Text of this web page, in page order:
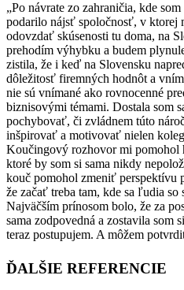
„Po návrate zo zahraničia, kde
podarilo nájsť spoločnosť, v ktorej
odovzdať skúsenosti tu doma, na
prehodím výhybku a budem
zistila, že i keď na Slovensku
dôležitosť firemných hodnôt a
nie sú vnímané ako rovnocenné
biznisovými témami. Dostala som
pochybovať, či zvládnem túto
inšpirovať a motivovať nielen
Koučingový rozhovor mi pomohol
ktoré by som si sama nikdy
kouč pomohol zmeniť perspektívu
že začať treba tam, kde sa ľudia
Najväčším prínosom bolo, že za
sama zodpovedná a zostavila som
teraz postupujem. A môžem
ĎALŠIE REFERENCIE